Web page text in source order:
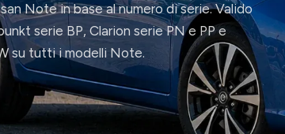
Note in base al numero di serie. Valido
serie BP, Clarion serie PN e PP e
su tutti i modelli Note.